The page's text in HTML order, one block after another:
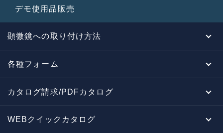
デモ使用品販売
顕微鏡への取り付け方法
各種フォーム
カタログ請求/PDFカタログ
WEBクイックカタログ